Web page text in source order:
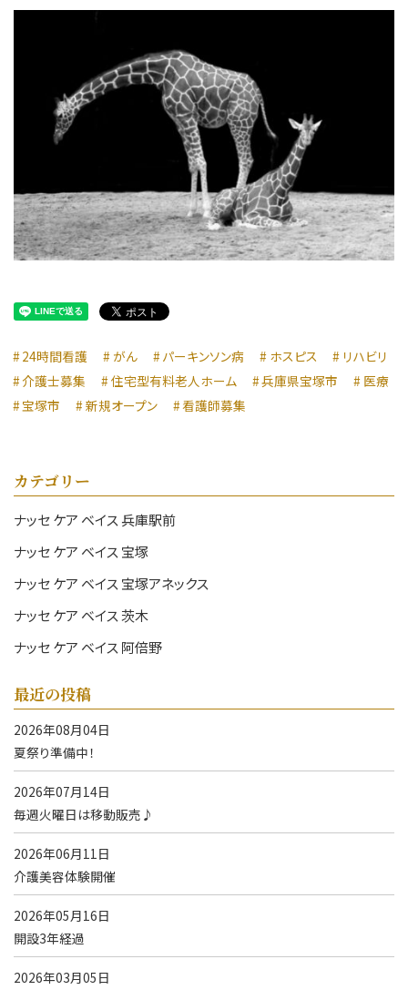
24時間看護 がん パーキンソン病 ホスピス
リハビリ
介護士募集
住宅型有料老人ホーム 兵庫県宝塚市
医療
宝塚市
新規オープン 看護師募集
カテゴリー
ナッセ ケア ベイス 兵庫駅前
ナッセ ケア ベイス 宝塚
ナッセ ケア ベイス 宝塚アネックス
ナッセ ケア ベイス 茨木
ナッセ ケア ベイス 阿倍野
最近の投稿
2026年08月04日
夏祭り準備中！
2026年07月14日
毎週火曜日は移動販売♪
2026年06月11日
介護美容体験開催
2026年05月16日
開設3年経過
2026年03月05日